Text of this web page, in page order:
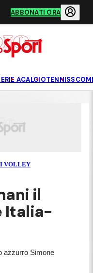
ABBONATI ORA
ACALCIOTENNIS
VOLLEY
il
Italia-
azzurro Simone